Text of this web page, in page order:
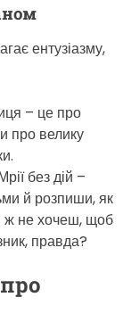
ентузіазму,
– це про
про велику
без дій –
й розпиши, як
ж не хочеш, щоб
правда?